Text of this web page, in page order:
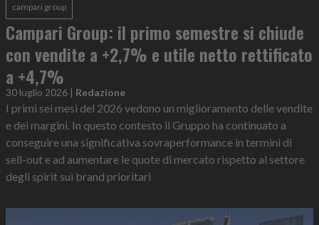
campari group
Campari Group: il primo semestre si chiude
con vendite a +2,7% e utile netto rettificato
a +4,7%
30 luglio 2026 | Redazione
I primi sei mesi del 2026 vedono un miglioramento delle vendite
e dei margini. In questo contesto il Gruppo ha continuato a
conseguire una significativa sovraperformance in termini di
sell-out e ad aumentare le quote di mercato rispetto al settore
degli spirit sui brand prioritari